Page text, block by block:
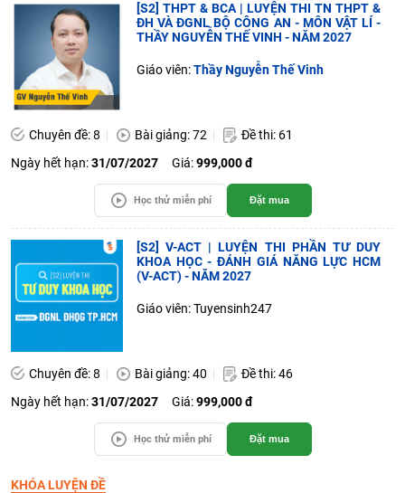
[S2] THPT & BCA | LUYỆN THI TN THPT &
ĐH VÀ ĐGNL BỘ CÔNG AN - MÔN VẬT LÍ -
THẦY NGUYỄN THẾ VINH - NĂM 2027
Giáo viên:Thầy Nguyễn Thế Vinh
Chuyên đề: 8 Bài giảng: 72
Đề thi: 61
Ngày hết hạn:31/07/2027 Giá:999,000 đ
Học thử miễn phí Đặt mua
[S2] V-ACT | LUYỆN THI PHẦN TƯ DUY
KHOA HỌC - ĐÁNH GIÁ NĂNG LỰC HCM
(V-ACT) - NĂM 2027
Giáo viên: Tuyensinh247
Chuyên đề: 8 Bài giảng: 40
Đề thi: 46
Ngày hết hạn:31/07/2027 Giá:999,000 đ
Học thử miễn phí Đặt mua
KHÓA LUYỆN ĐỀ